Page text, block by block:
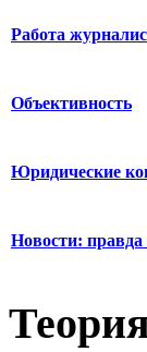
Работа
Объективность
Юридические
Новости: